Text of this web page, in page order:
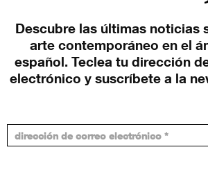
Descubre las últimas noticias
arte contemporáneo en el
español. Teclea tu dirección
electrónico y suscríbete a la